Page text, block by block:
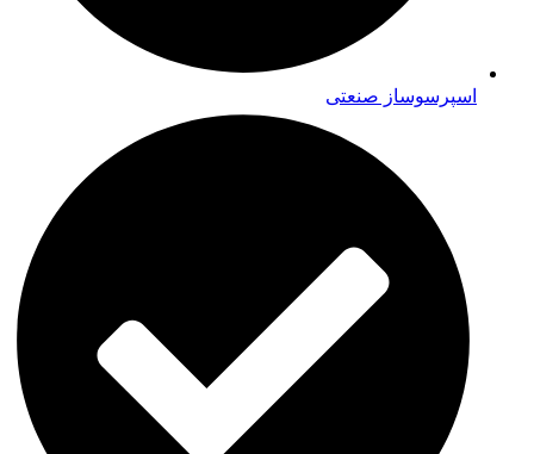
اسپرسوساز صنعتی